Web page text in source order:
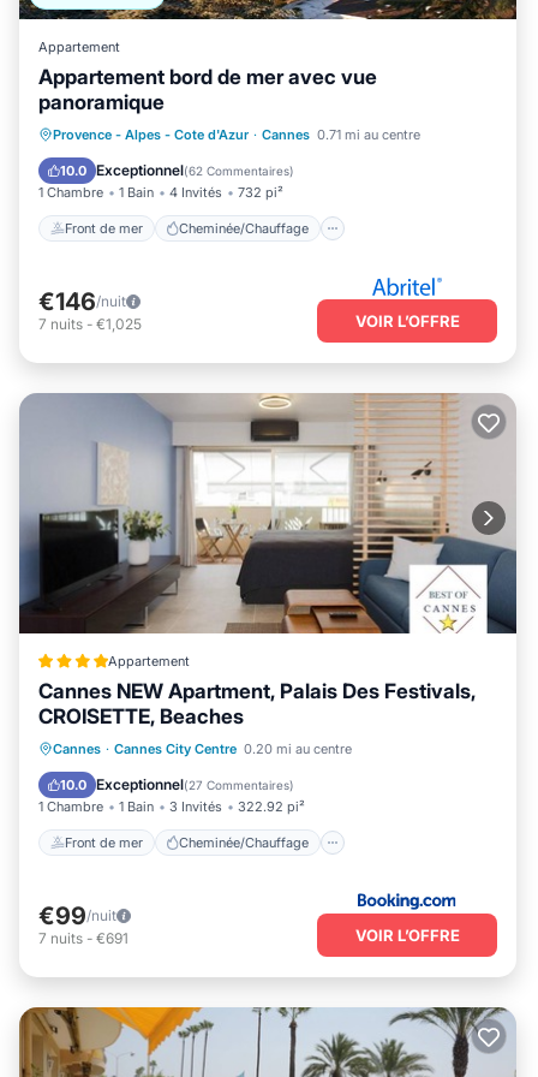
Appartement
Appartement bord de mer avec vue
panoramique
Provence - Alpes - Cote d'Azur · Cannes 0.71 mi au centre
10.0 Exceptionnel(62 Commentaires)
1 Chambre 1 Bain 4 Invités 732 pi²
Front de mer Cheminée/Chauffage
Front de mer
Cheminée/Chauffage
Vue sur l’océan
Balcon/Terrasse
€146/nuit
7 nuits - €1,025 VOIR L’OFFRE
Appartement
Cannes NEW Apartment, Palais Des Festivals,
CROISETTE, Beaches
Cannes · Cannes City Centre 0.20 mi au centre
10.0 Exceptionnel(27 Commentaires)
1 Chambre 1 Bain 3 Invités 322.92 pi²
Front de mer Cheminée/Chauffage
Front de mer
Cheminée/Chauffage
Vue sur l’océan
Balcon/Terrasse
€99/nuit
7 nuits - €691 VOIR L’OFFRE